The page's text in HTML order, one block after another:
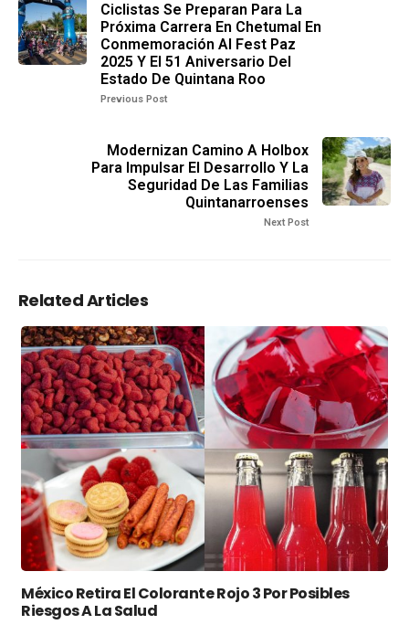
Ciclistas Se Preparan Para La
Próxima Carrera En Chetumal En
Conmemoración Al Fest Paz
2025 Y El 51 Aniversario Del
Estado De Quintana Roo
Previous Post
Modernizan Camino A Holbox
Para Impulsar El Desarrollo Y La
Seguridad De Las Familias
Quintanarroenses
Next Post
Related Articles
México Retira El Colorante Rojo 3 Por Posibles
Riesgos A La Salud